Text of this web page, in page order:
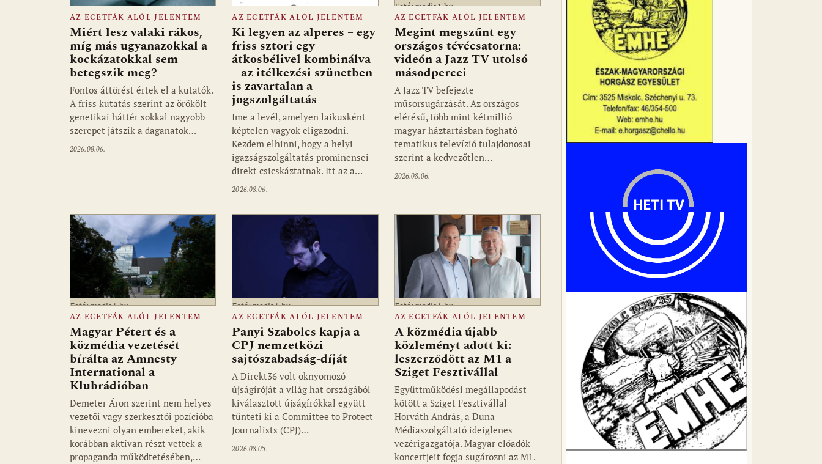
AZ ECETFÁK ALÓL JELENTEM
Miért lesz valaki rákos,
míg más ugyanazokkal a
kockázatokkal sem
betegszik meg?
Fontos áttörést értek el a kutatók.
A friss kutatás szerint az örökölt
genetikai háttér sokkal nagyobb
szerepet játszik a daganatok…
2026.08.06.
AZ ECETFÁK ALÓL JELENTEM
Ki legyen az alperes – egy
friss sztori egy
átkosbélivel kombinálva
– az itélkezési szünetben
is zavartalan a
jogszolgáltatás
Ime a levél, amelyen laikusként
képtelen vagyok eligazodni.
Kezdem elhinni, hogy a helyi
igazságszolgáltatás prominensei
direkt csicskáztatnak. Itt az a…
2026.08.06.
Fotó: media1.hu
AZ ECETFÁK ALÓL JELENTEM
Megint megszűnt egy
országos tévécsatorna:
videón a Jazz TV utolsó
másodpercei
A Jazz TV befejezte
műsorsugárzását. Az országos
elérésű, több mint kétmillió
magyar háztartásban fogható
tematikus televízió tulajdonosai
szerint a kedvezőtlen…
2026.08.06.
Fotó: media1.hu
AZ ECETFÁK ALÓL JELENTEM
Magyar Pétert és a
közmédia vezetését
bírálta az Amnesty
International a
Klubrádióban
Demeter Áron szerint nem helyes
vezetői vagy szerkesztői pozícióba
kinevezni olyan embereket, akik
korábban aktívan részt vettek a
propaganda működtetésében,…
Fotó: media1.hu
AZ ECETFÁK ALÓL JELENTEM
Panyi Szabolcs kapja a
CPJ nemzetközi
sajtószabadság-díját
A Direkt36 volt oknyomozó
újságíróját a világ hat országából
kiválasztott újságírókkal együtt
tünteti ki a Committee to Protect
Journalists (CPJ)…
2026.08.05.
Fotó: media1.hu
AZ ECETFÁK ALÓL JELENTEM
A közmédia újabb
közleményt adott ki:
leszerződött az M1 a
Sziget Fesztivállal
Együttműködési megállapodást
kötött a Sziget Fesztivállal
Horváth András, a Duna
Médiaszolgáltató ideiglenes
vezérigazgatója. Magyar előadók
koncertjeit fogja sugározni az M1.